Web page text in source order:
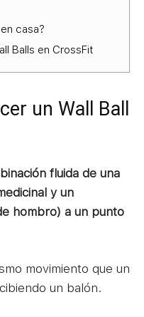
casa?
Balls en CrossFit
un Wall Ball
fluida de una
y un
hombro) a un punto
movimiento que un
un balón.